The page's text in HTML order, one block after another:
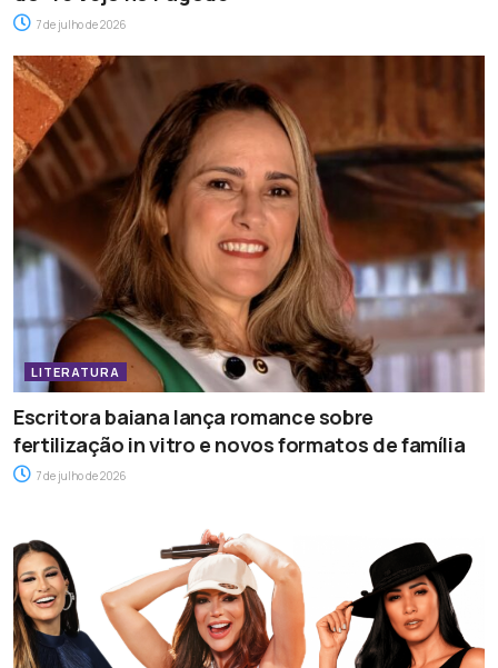
7 de julho de 2026
LITERATURA
Escritora baiana lança romance sobre
fertilização in vitro e novos formatos de família
7 de julho de 2026